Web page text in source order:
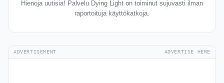
Hienoja uutisia! Palvelu Dying Light on toiminut sujuvasti ilman
raportoituja käyttökatkoja.
ADVERTISEMENT ADVERTISE HERE